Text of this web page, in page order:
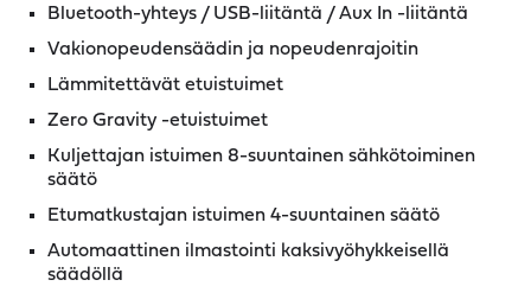
Bluetooth-yhteys / USB-liitäntä / Aux In -liitäntä
Vakionopeudensäädin ja nopeudenrajoitin
Lämmitettävät etuistuimet
Zero Gravity -etuistuimet
Kuljettajan istuimen 8-suuntainen sähkötoiminen
säätö
Etumatkustajan istuimen 4-suuntainen säätö
Automaattinen ilmastointi kaksivyöhykkeisellä
säädöllä